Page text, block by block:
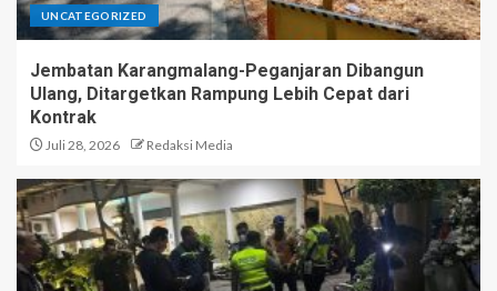
UNCATEGORIZED
Jembatan Karangmalang-Peganjaran Dibangun
Ulang, Ditargetkan Rampung Lebih Cepat dari
Kontrak
Juli 28, 2026 Redaksi Media